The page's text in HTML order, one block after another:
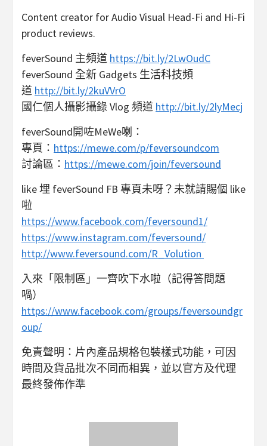
Content creator for Audio Visual Head-Fi and Hi-Fi
product reviews.
feverSound 主頻道 https://bit.ly/2LwOudC
feverSound 全新 Gadgets 生活科技頻
道 http://bit.ly/2kuVVrO
國仁個人攝影攝錄 Vlog 頻道 http://bit.ly/2lyMecj
feverSound開咗MeWe喇：
專頁： https://mewe.com/p/feversoundcom
討論區： https://mewe.com/join/feversound
like 埋 feverSound FB 專頁未呀？未就請賜個 like
啦
https://www.facebook.com/feversound1/
https://www.instagram.com/feversound/
http://www.feversound.com/R_Volution
入來「限制區」一齊吹下水啦（記得答問題
喎）
https://www.facebook.com/groups/feversoundgr
oup/
免責聲明：片內產品規格包裝樣式功能，可因
時間及貨品批次不同而相異，並以官方及代理
最終發佈作準